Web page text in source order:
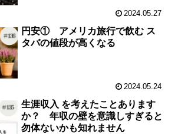
2024.05.27
円安① アメリカ旅行で飲む ス
タバの値段が高くなる
2024.05.24
生涯収入 を考えたことあります
か？ 年収の壁を意識しすぎると
勿体ないかも知れません